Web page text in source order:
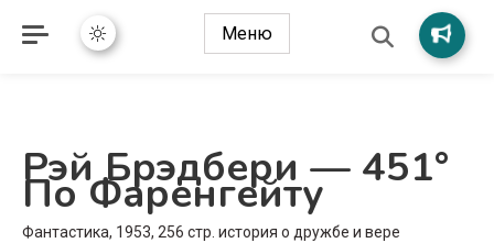
Меню
Рэй Брэдбери — 451°
По Фаренгейту
Фантастика, 1953, 256 стр. история о дружбе и вере